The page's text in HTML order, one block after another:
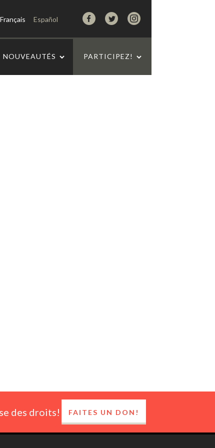
Français Español
NOUVEAUTÉS PARTICIPEZ!
des droits! FAITES UN DON!